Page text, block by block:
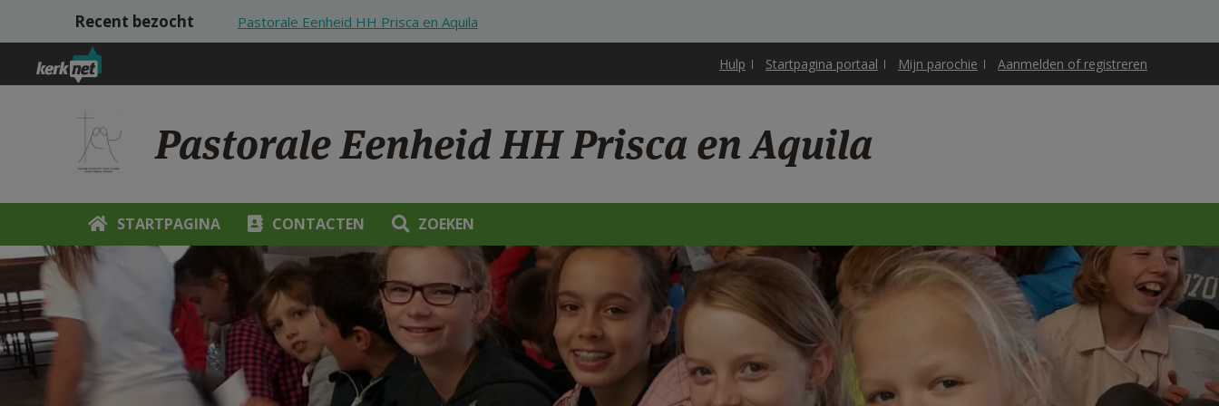
Overslaan en naar de inhoud gaan
Recent bezocht Pastorale Eenheid HH Prisca en Aquila
Hulp Startpagina portaal Mijn parochie Aanmelden of registreren
Pastorale Eenheid HH Prisca en Aquila
STARTPAGINA CONTACTEN ZOEKEN